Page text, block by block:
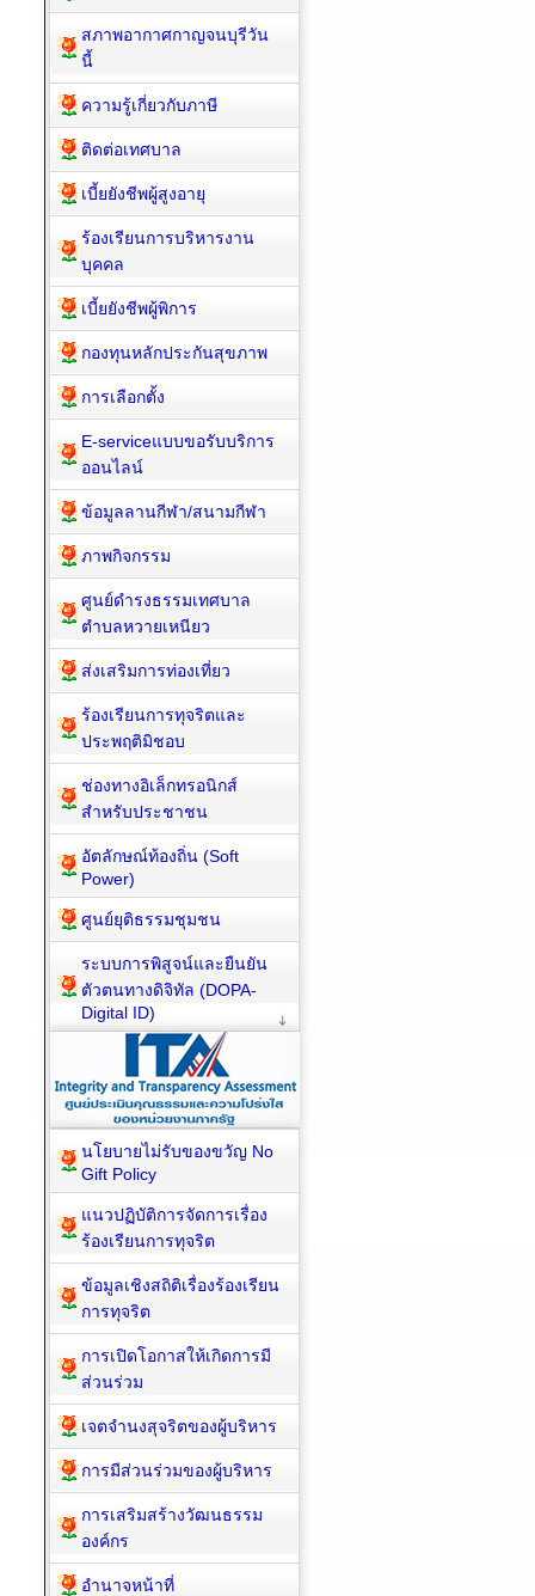
สภาพอากาศกาญจนบุรีวัน
นี้
ความรู้เกี่ยวกับภาษี
ติดต่อเทศบาล
เบี้ยยังชีพผู้สูงอายุ
ร้องเรียนการบริหารงาน
บุคคล
เบี้ยยังชีพผู้พิการ
กองทุนหลักประกันสุขภาพ
การเลือกตั้ง
E-serviceแบบขอรับบริการ
ออนไลน์
ข้อมูลลานกีฬา/สนามกีฬา
ภาพกิจกรรม
ศูนย์ดำรงธรรมเทศบาล
ตำบลหวายเหนียว
ส่งเสริมการท่องเที่ยว
ร้องเรียนการทุจริตและ
ประพฤติมิชอบ
ช่องทางอิเล็กทรอนิกส์
สำหรับประชาชน
อัตลักษณ์ท้องถิ่น (Soft
Power)
ศูนย์ยุติธรรมชุมชน
ระบบการพิสูจน์และยืนยัน
ตัวตนทางดิจิทัล (DOPA-
Digital ID)
นโยบายไม่รับของขวัญ No
Gift Policy
แนวปฏิบัติการจัดการเรื่อง
ร้องเรียนการทุจริต
ข้อมูลเชิงสถิติเรื่องร้องเรียน
การทุจริต
การเปิดโอกาสให้เกิดการมี
ส่วนร่วม
เจตจำนงสุจริตของผู้บริหาร
การมีส่วนร่วมของผู้บริหาร
การเสริมสร้างวัฒนธรรม
องค์กร
อำนาจหน้าที่